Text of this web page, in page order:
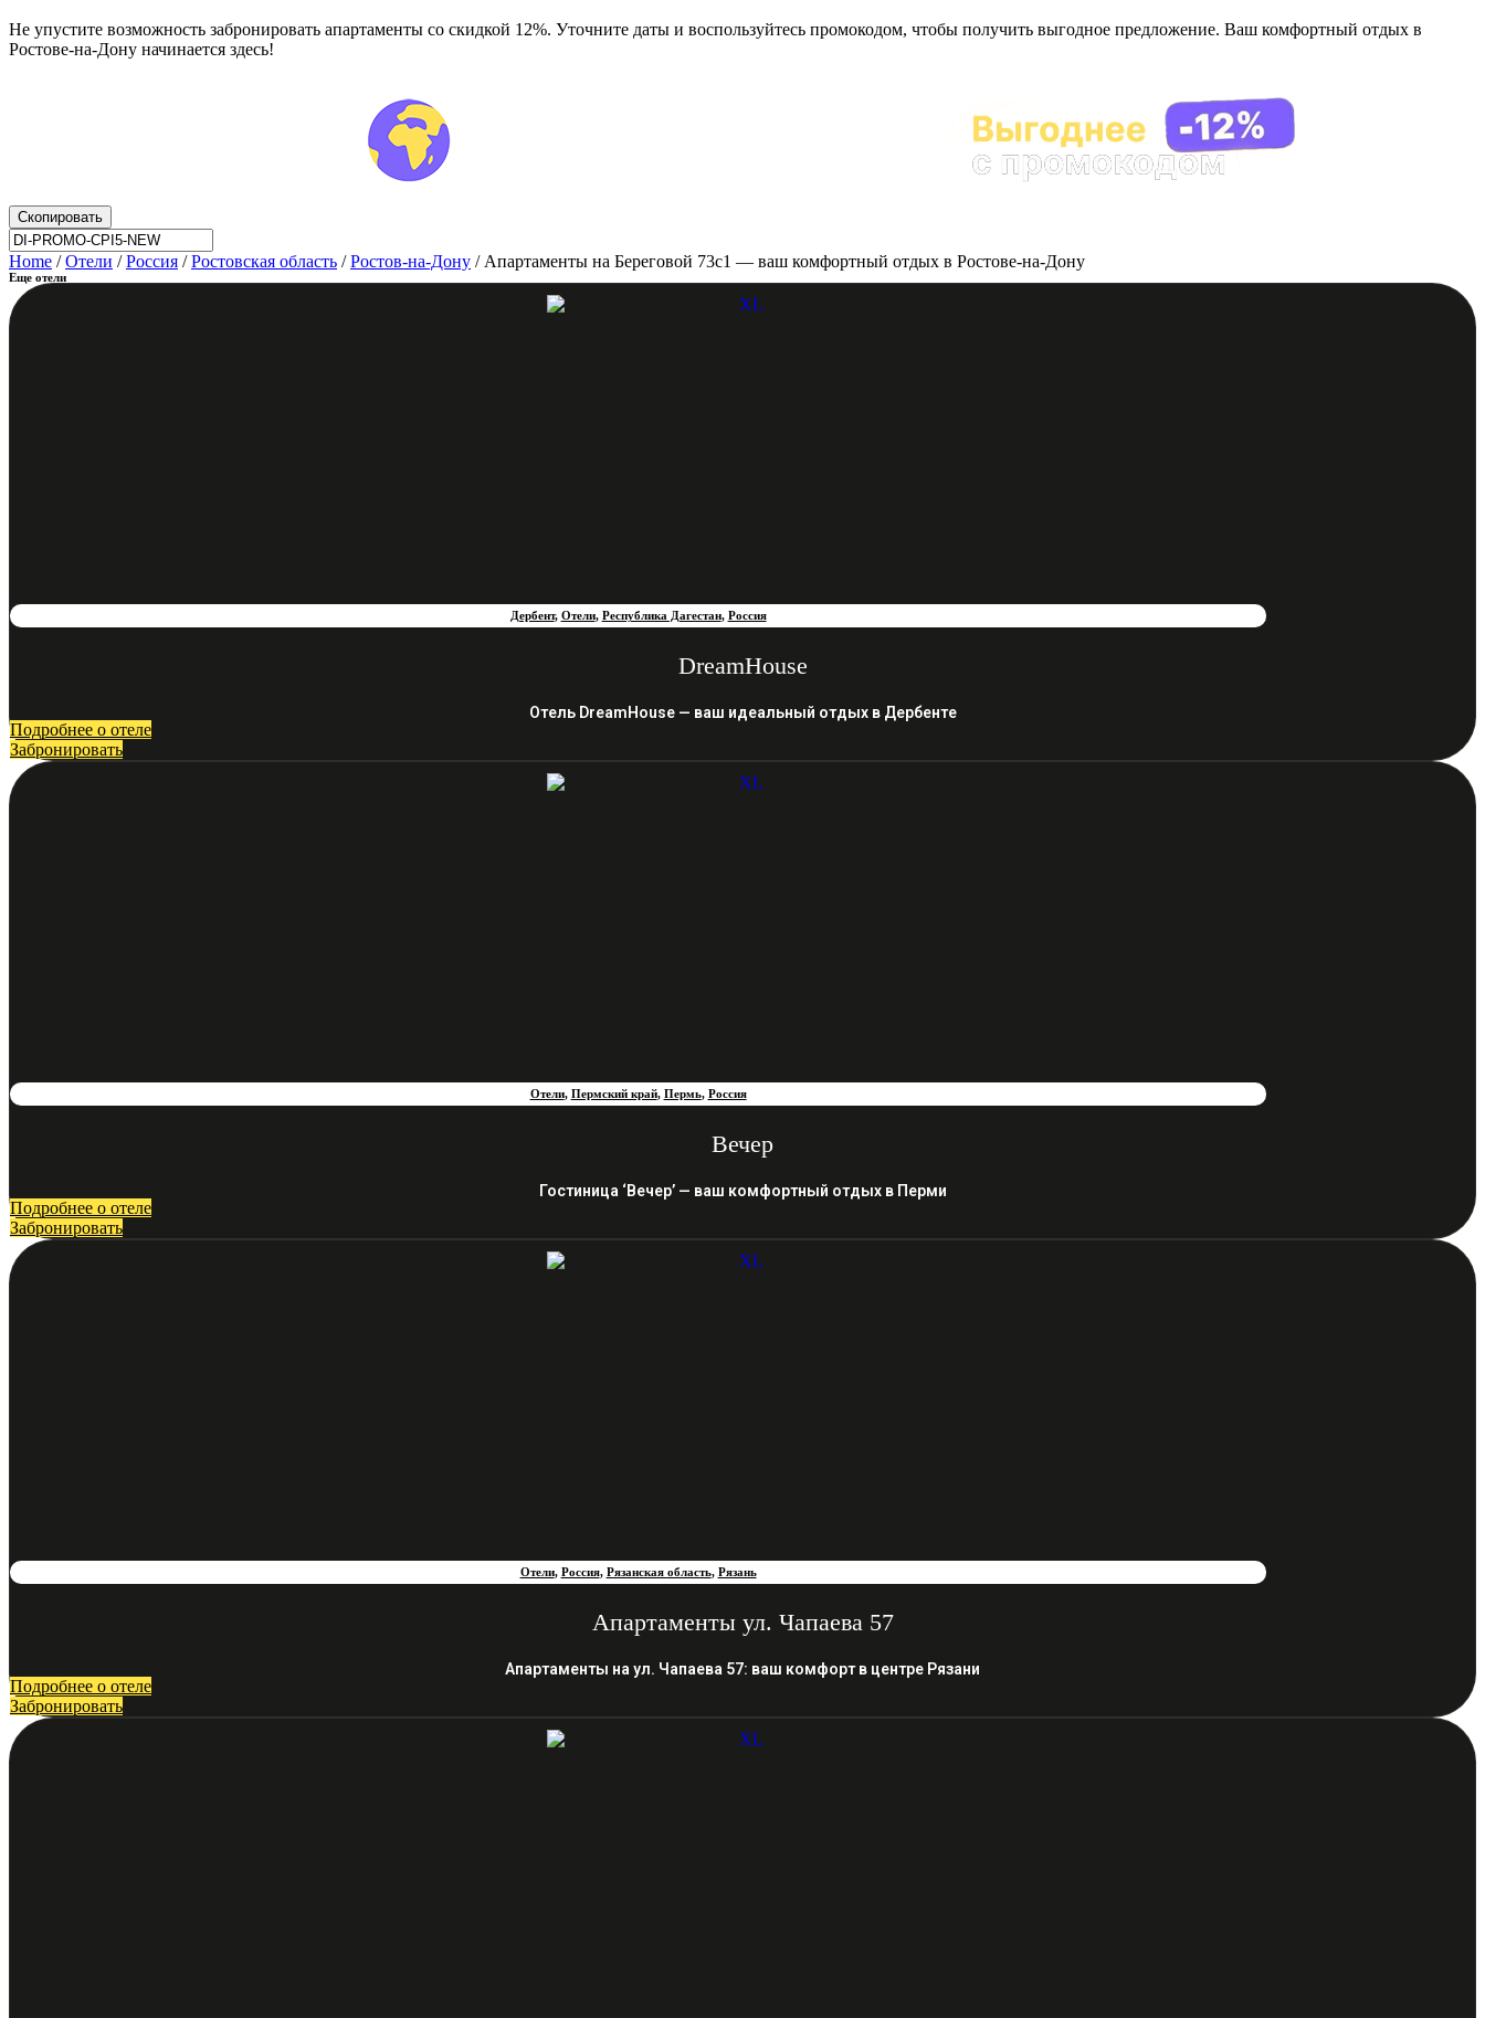
Не упустите возможность забронировать апартаменты со скидкой 12%. Уточните даты и воспользуйтесь промокодом, чтобы получить выгодное предложение. Ваш комфортный отдых в
Ростове-на-Дону начинается здесь!
Скопировать
Home /Отели /Россия /Ростовская область /Ростов-на-Дону / Апартаменты на Береговой 73с1 — ваш комфортный отдых в Ростове-на-Дону
Еще отели
Дербент, Отели, Республика Дагестан, Россия
DreamHouse
Отель DreamHouse — ваш идеальный отдых в Дербенте
Подробнее о отеле
Забронировать
Отели, Пермский край, Пермь, Россия
Вечер
Гостиница ‘Вечер’ — ваш комфортный отдых в Перми
Подробнее о отеле
Забронировать
Отели, Россия, Рязанская область, Рязань
Апартаменты ул. Чапаева 57
Апартаменты на ул. Чапаева 57: ваш комфорт в центре Рязани
Подробнее о отеле
Забронировать